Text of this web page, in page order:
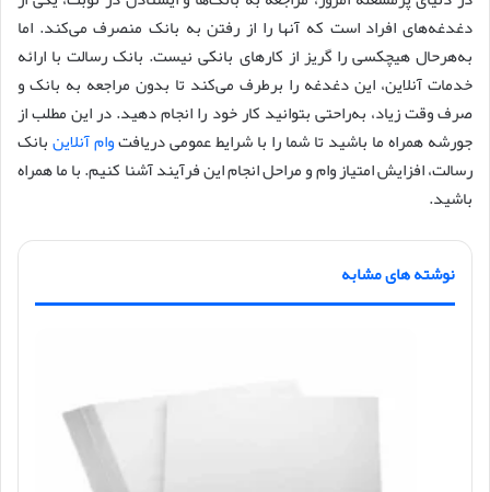
دغدغه‌های افراد است که آنها را از رفتن به بانک منصرف می‌کند. اما
به‌هرحال هیچکسی را گریز از کارهای بانکی نیست. بانک رسالت با ارائه
خدمات آنلاین، این دغدغه را برطرف می‌کند تا بدون مراجعه به بانک و
صرف وقت زیاد، به‌راحتی بتوانید کار خود را انجام دهید. در این مطلب از
جورشه همراه ما باشید تا شما را با شرایط عمومی دریافتوام آنلاینبانک
رسالت، افزایش امتیاز وام و مراحل انجام این فرآیند آشنا کنیم. با ما همراه
باشید.
نوشته های مشابه